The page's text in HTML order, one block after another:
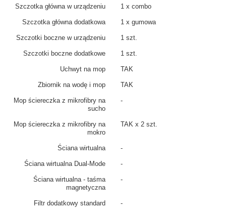
Szczotka główna w urządzeniu 1 x combo
Szczotka główna dodatkowa 1 x gumowa
Szczotki boczne w urządzeniu 1 szt.
Szczotki boczne dodatkowe 1 szt.
Uchwyt na mop TAK
Zbiornik na wodę i mop TAK
Mop ściereczka z mikrofibry na
sucho
-
Mop ściereczka z mikrofibry na
mokro
TAK x 2 szt.
Ściana wirtualna -
Ściana wirtualna Dual-Mode -
Ściana wirtualna - taśma
magnetyczna
-
Filtr dodatkowy standard -